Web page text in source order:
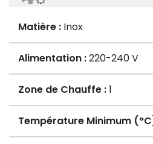
Matière : Inox
Alimentation :220-240 V
Zone de Chauffe :1
Température Minimum